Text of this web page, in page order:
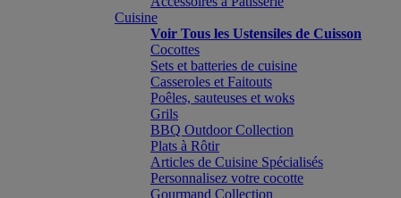
Cuisine
Voir Tous les Ustensiles de Cuisson
Cocottes
Sets et batteries de cuisine
Casseroles et Faitouts
Poêles, sauteuses et woks
Grils
BBQ Outdoor Collection
Plats à Rôtir
Articles de Cuisine Spécialisés
Personnalisez votre cocotte
Gourmand Collection